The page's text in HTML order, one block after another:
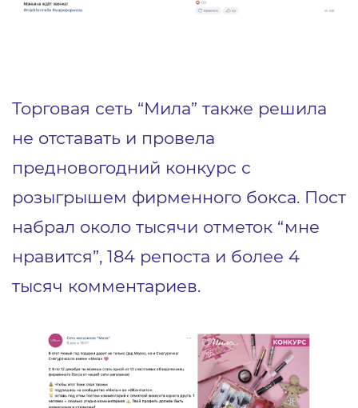
Торговая сеть “Мила” также решила
не отставать и провела
предновогодний конкурс с
розыгрышем фирменного бокса. Пост
набрал около тысячи отметок “мне
нравится”, 184 репоста и более 4
тысяч комментариев.